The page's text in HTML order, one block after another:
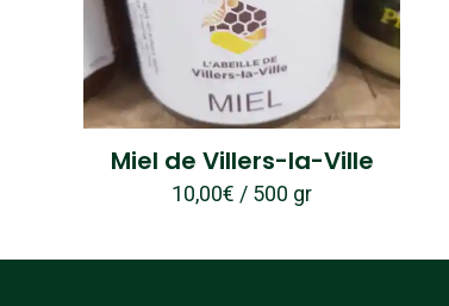
Miel de Villers-la-Ville
10,00€ / 500 gr